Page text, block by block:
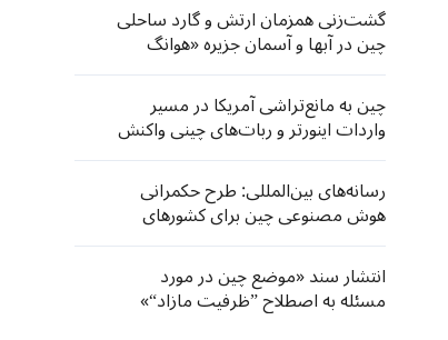
گشت‌زنی‌ همزمان ارتش و گارد ساحلی
چین در آبها و آسمان جزیره «هوانگ‌
یان»
چین به مانع‌تراشی آمریکا در مسیر
واردات اینورتر و ربات‌های چینی واکنش
نشان داد
رسانه‌های بین‌المللی: طرح حکمرانی
هوش مصنوعی چین برای کشورهای
جنوب جهانی فرصت‌های تازه‌ به ارمغان
می‌آورد
انتشار سند «موضع چین در مورد
مسئله به اصطلاح ”ظرفیت مازاد“»